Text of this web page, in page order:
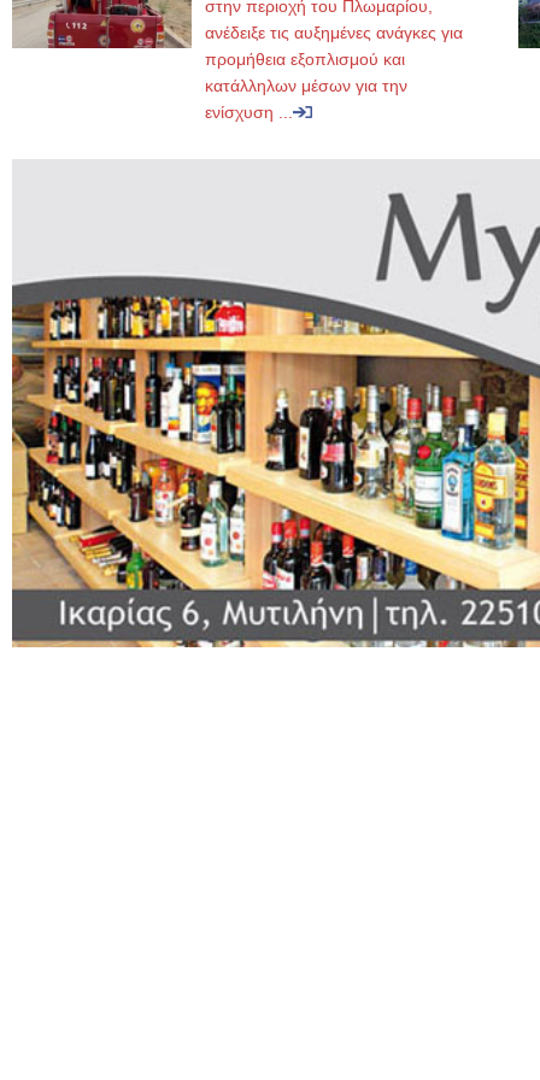
στην περιοχή του Πλωμαρίου,
ανέδειξε τις αυξημένες ανάγκες για
προμήθεια εξοπλισμού και
κατάλληλων μέσων για την
ενίσχυση ...